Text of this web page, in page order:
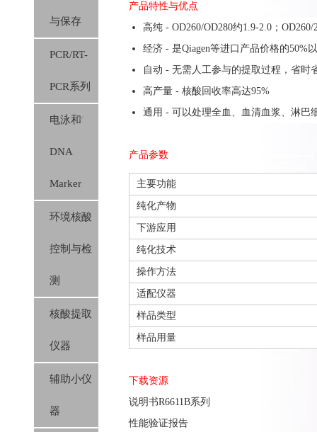
与保存
PCR/RT-
PCR系列
电泳和
DNA
Marker
环境核酸
控制与检
测
核酸提取
仪器
辅助小仪
器
产品特性与优点
高纯 - OD260/OD280约1.9-2.0；
经济 - 是Qiagen等进口产品价格的50%
自动 - 无需人工参与的提取过程，省时
高产量 - 核酸回收率高达95%
通用 - 可以处理全血、血清血浆、淋巴
产品参数
主要功能
纯化产物
下游应用
纯化技术
操作方法
适配仪器
样品类型
样品用量
下载资源
说明书R6611B系列
性能验证报告